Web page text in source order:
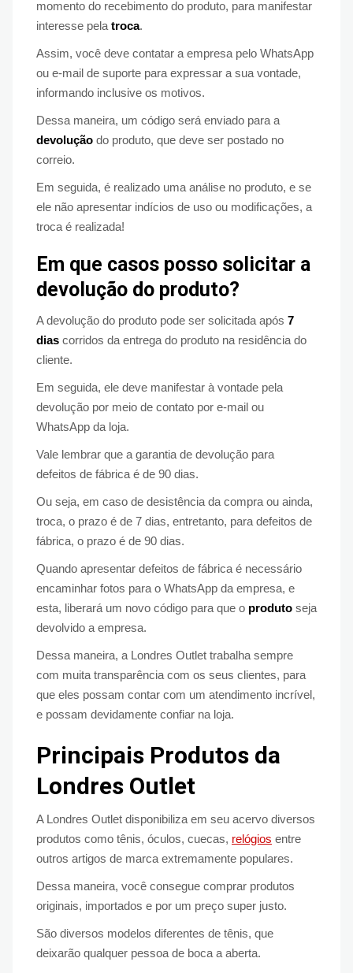
momento do recebimento do produto, para manifestar
interesse pela troca.
Assim, você deve contatar a empresa pelo WhatsApp
ou e-mail de suporte para expressar a sua vontade,
informando inclusive os motivos.
Dessa maneira, um código será enviado para a
devolução do produto, que deve ser postado no
correio.
Em seguida, é realizado uma análise no produto, e se
ele não apresentar indícios de uso ou modificações, a
troca é realizada!
Em que casos posso solicitar a
devolução do produto?
A devolução do produto pode ser solicitada após 7
dias corridos da entrega do produto na residência do
cliente.
Em seguida, ele deve manifestar à vontade pela
devolução por meio de contato por e-mail ou
WhatsApp da loja.
Vale lembrar que a garantia de devolução para
defeitos de fábrica é de 90 dias.
Ou seja, em caso de desistência da compra ou ainda,
troca, o prazo é de 7 dias, entretanto, para defeitos de
fábrica, o prazo é de 90 dias.
Quando apresentar defeitos de fábrica é necessário
encaminhar fotos para o WhatsApp da empresa, e
esta, liberará um novo código para que o produto seja
devolvido a empresa.
Dessa maneira, a Londres Outlet trabalha sempre
com muita transparência com os seus clientes, para
que eles possam contar com um atendimento incrível,
e possam devidamente confiar na loja.
Principais Produtos da
Londres Outlet
A Londres Outlet disponibiliza em seu acervo diversos
produtos como tênis, óculos, cuecas, relógios entre
outros artigos de marca extremamente populares.
Dessa maneira, você consegue comprar produtos
originais, importados e por um preço super justo.
São diversos modelos diferentes de tênis, que
deixarão qualquer pessoa de boca a aberta.